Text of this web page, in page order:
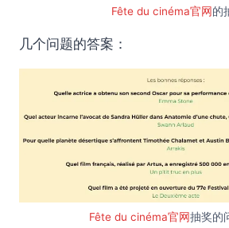
Fête du cinéma官网的
几个问题的答案：
Fête du cinéma官网抽奖的